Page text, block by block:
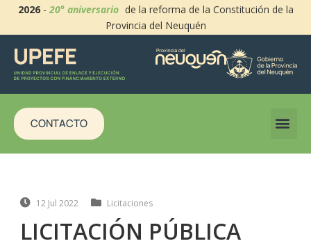
2026-20° aniversario de la reforma de la Constitución de la
Provincia del Neuquén
CONTACTO
12 Jul 2022 Licitaciones
LICITACIÓN PÚBLICA